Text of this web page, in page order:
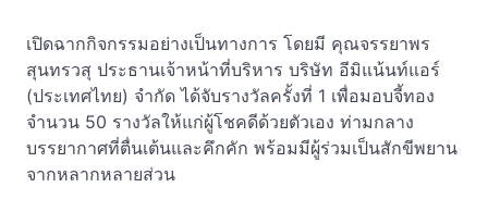
เปิดฉากกิจกรรมอย่างเป็นทางการ โดยมี คุณจรรยาพร
สุนทรวสุ ประธานเจ้าหน้าที่บริหาร บริษัท อีมิแน้นท์แอร์
(ประเทศไทย) จำกัด ได้จับรางวัลครั้งที่ 1 เพื่อมอบจี้ทอง
จำนวน 50 รางวัลให้แก่ผู้โชคดีด้วยตัวเอง ท่ามกลาง
บรรยากาศที่ตื่นเต้นและคึกคัก พร้อมมีผู้ร่วมเป็นสักขีพยาน
จากหลากหลายส่วน